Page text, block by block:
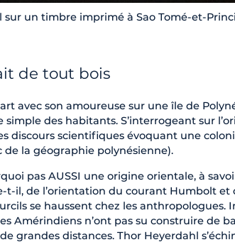
un timbre imprimé à Sao Tomé-et-
de tout bois
avec son amoureuse sur une île de
des habitants. S’interrogeant sur
discours scientifiques évoquant une
de la géographie polynésienne).
pas AUSSI une origine orientale, à
t-il, de l’orientation du courant Humbolt et
se haussent chez les anthropologues.
Amérindiens n’ont pas su construire de
grandes distances. Thor Heyerdahl